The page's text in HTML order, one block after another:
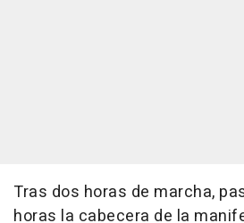
Tras dos horas de marcha,
horas la cabecera de la